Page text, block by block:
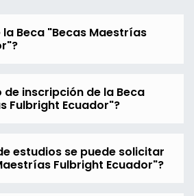
la Beca "Becas Maestrías
de inscripción de la Beca
Fulbright Ecuador"?
estudios se puede solicitar
Fulbright Ecuador"?